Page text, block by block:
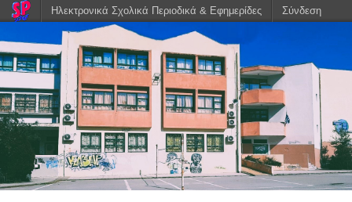
Ηλεκτρονικά Σχολικά Περιοδικά & Εφημερίδες Σύνδεση